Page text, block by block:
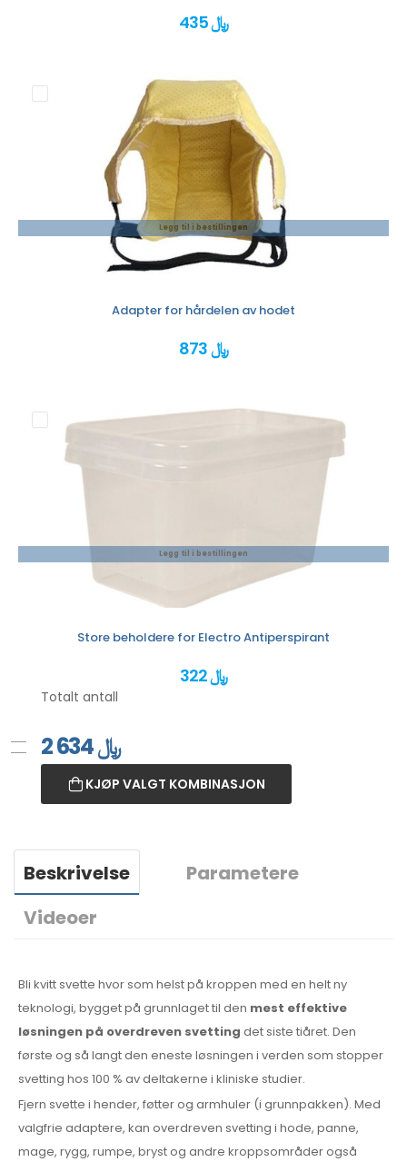
435 ﷼
Legg til i bestillingen
Adapter for hårdelen av hodet
873 ﷼
Legg til i bestillingen
Store beholdere for Electro Antiperspirant
322 ﷼
Totalt antall
2 634﷼
KJØP VALGT KOMBINASJON
Beskrivelse
Parametere
Videoer
Bli kvitt svette hvor som helst på kroppen med en helt ny
teknologi, bygget på grunnlaget til den mest effektive
løsningen på overdreven svetting det siste tiåret. Den
første og så langt den eneste løsningen i verden som stopper
svetting hos 100 % av deltakerne i kliniske studier.
Fjern svette i hender, føtter og armhuler (i grunnpakken). Med
valgfrie adaptere, kan overdreven svetting i hode, panne,
mage, rygg, rumpe, bryst og andre kroppsområder også